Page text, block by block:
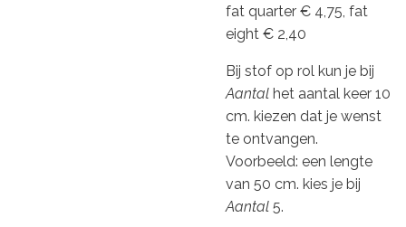
fat quarter € 4,75, fat
eight € 2,40
Bij stof op rol kun je bij
Aantal het aantal keer 10
cm. kiezen dat je wenst
te ontvangen.
Voorbeeld: een lengte
van 50 cm. kies je bij
Aantal 5.